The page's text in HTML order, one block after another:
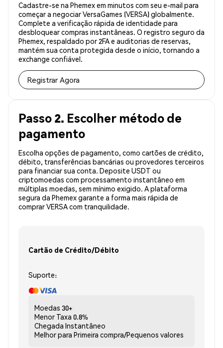
Cadastre-se na Phemex em minutos com seu e-mail para
começar a negociar VersaGames (VERSA) globalmente.
Complete a verificação rápida de identidade para
desbloquear compras instantâneas. O registro seguro da
Phemex, respaldado por 2FA e auditorias de reservas,
mantém sua conta protegida desde o início, tornando a
exchange confiável.
Registrar Agora
Passo 2. Escolher método de
pagamento
Escolha opções de pagamento, como cartões de crédito,
débito, transferências bancárias ou provedores terceiros
para financiar sua conta. Deposite USDT ou
criptomoedas com processamento instantâneo em
múltiplas moedas, sem mínimo exigido. A plataforma
segura da Phemex garante a forma mais rápida de
comprar VERSA com tranquilidade.
Cartão de Crédito/Débito
Suporte:
Moedas 30+
Menor Taxa 0.8%
Chegada Instantâneo
Melhor para Primeira compra/Pequenos valores